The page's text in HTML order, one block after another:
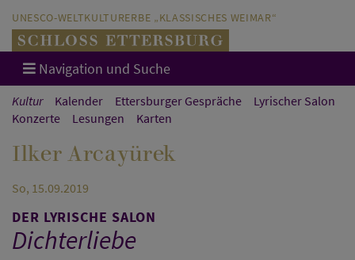
UNESCO-WELTKULTURERBE „KLASSISCHES WEIMAR“
Navigation und Suche
Kultur Kalender Ettersburger Gespräche
Lyrischer Salon
Konzerte
Lesungen Karten
Ilker Arcayürek
So, 15.09.2019
DER LYRISCHE SALON
Dichterliebe